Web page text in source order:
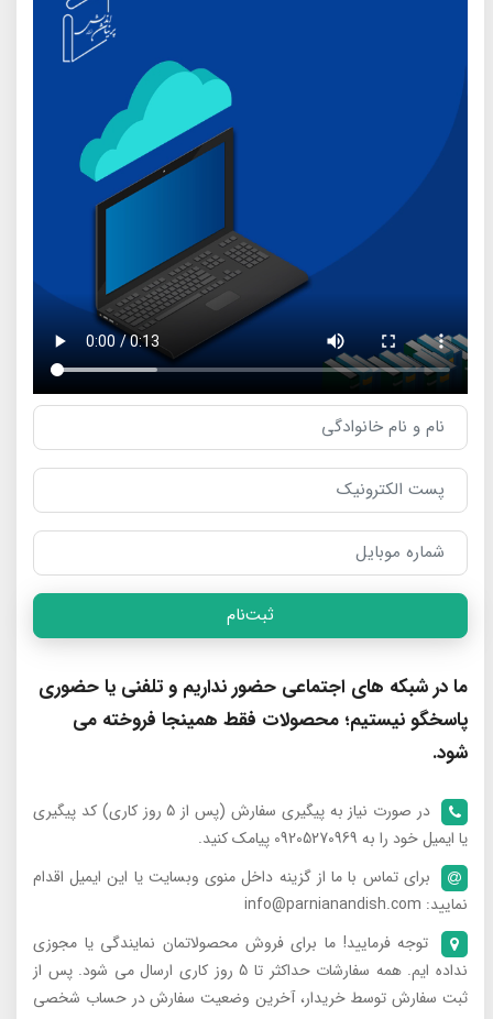
ثبت‌نام
ما در شبکه های اجتماعی حضور نداریم و تلفنی یا حضوری
پاسخگو نیستیم؛ محصولات فقط همینجا فروخته می
شود.
در صورت نیاز به پیگیری سفارش (پس از 5 روز کاری) کد پیگیری
یا ایمیل خود را به 09205270969 پیامک کنید.
برای تماس با ما از گزینه داخل منوی وبسایت یا این ایمیل اقدام
نمایید: info@parnianandish.com
توجه فرمایید! ما برای فروش محصولاتمان نمایندگی یا مجوزی
نداده ایم. همه سفارشات حداکثر تا 5 روز کاری ارسال می شود. پس از
ثبت سفارش توسط خریدار، آخرین وضعیت سفارش در حساب شخصی